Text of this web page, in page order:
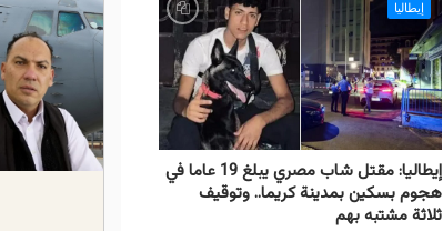
إيطاليا
إيطاليا: مقتل شاب مصري يبلغ 19 عاما في
هجوم بسكين بمدينة كريما.. وتوقيف
ثلاثة مشتبه بهم